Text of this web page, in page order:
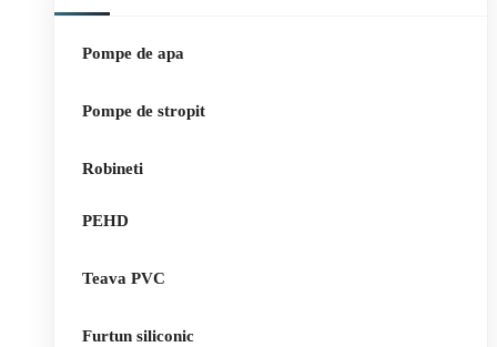
Pompe de apa
Pompe de stropit
Robineti
PEHD
Teava PVC
Furtun siliconic